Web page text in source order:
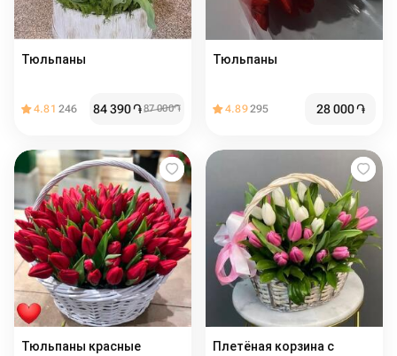
Тюльпаны
4.81 246 84 390֏87 000֏
Тюльпаны
4.89295 28 000֏
Тюльпаны красные
Плетёная корзина с